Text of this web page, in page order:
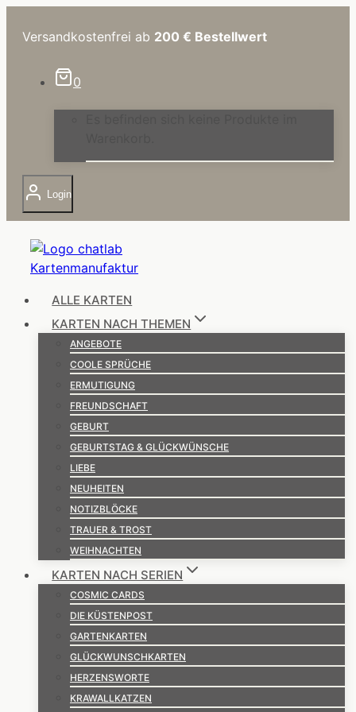
Inhalt
Versandkostenfrei ab 200 € Bestellwert
0
Login
ALLE KARTEN
KARTEN NACH THEMEN
ANGEBOTE
COOLE SPRÜCHE
ERMUTIGUNG
FREUNDSCHAFT
GEBURT
GEBURTSTAG & GLÜCKWÜNSCHE
LIEBE
NEUHEITEN
NOTIZBLÖCKE
TRAUER & TROST
WEIHNACHTEN
KARTEN NACH SERIEN
COSMIC CARDS
DIE KÜSTENPOST
GARTENKARTEN
GLÜCKWUNSCHKARTEN
HERZENSWORTE
KRAWALLKATZEN